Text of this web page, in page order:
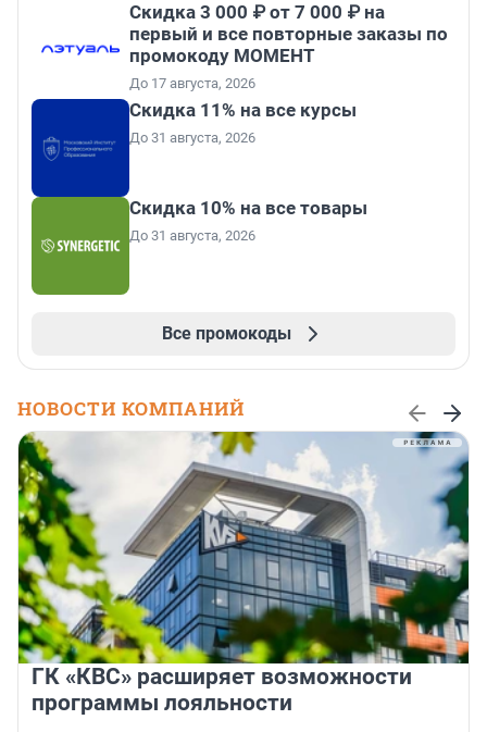
Скидка 3 000 ₽ от 7 000 ₽ на
первый и все повторные заказы по
промокоду МОМЕНТ
До 17 августа, 2026
Скидка 11% на все курсы
До 31 августа, 2026
Скидка 10% на все товары
До 31 августа, 2026
Все промокоды
НОВОСТИ КОМПАНИЙ
ГК «КВС» расширяет возможности
программы лояльности